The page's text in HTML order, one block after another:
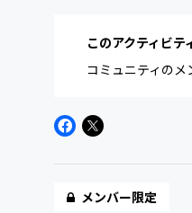
このアクティビテ
コミュニティのメ
メンバー限定